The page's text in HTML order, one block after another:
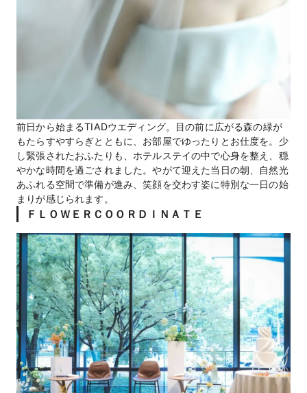
前日から始まるTIADウエディング。目の前に広がる森の緑が
もたらすやすらぎとともに、お部屋でゆったりとお仕度を。少
し緊張されたおふたりも、ホテルステイの中で心身を整え、穏
やかな時間を過ごされました。やがて迎えた当日の朝、自然光
あふれる空間で準備が進み、笑顔を交わす姿に特別な一日の始
まりが感じられます。
ＦＬＯＷＥＲＣＯＯＲＤＩＮＡＴＥ